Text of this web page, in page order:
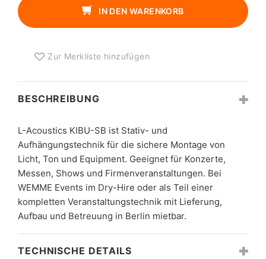
SB
MENGE
IN DEN WARENKORB
Zur Merkliste hinzufügen
BESCHREIBUNG
L-Acoustics KIBU-SB ist Stativ- und
Aufhängungstechnik für die sichere Montage von
Licht, Ton und Equipment. Geeignet für Konzerte,
Messen, Shows und Firmenveranstaltungen. Bei
WEMME Events im Dry-Hire oder als Teil einer
kompletten Veranstaltungstechnik mit Lieferung,
Aufbau und Betreuung in Berlin mietbar.
TECHNISCHE DETAILS